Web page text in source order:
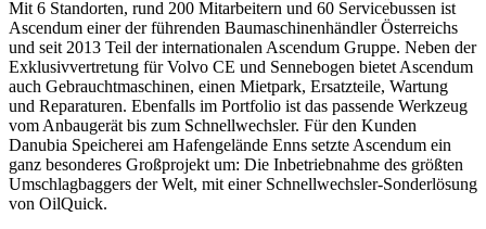
Mit 6 Standorten, rund 200 Mitarbeitern und 60 Servicebussen ist
Ascendum einer der führenden Baumaschinenhändler Österreichs
und seit 2013 Teil der internationalen Ascendum Gruppe. Neben der
Exklusivvertretung für Volvo CE und Sennebogen bietet Ascendum
auch Gebrauchtmaschinen, einen Mietpark, Ersatzteile, Wartung
und Reparaturen. Ebenfalls im Portfolio ist das passende Werkzeug
vom Anbaugerät bis zum Schnellwechsler. Für den Kunden
Danubia Speicherei am Hafengelände Enns setzte Ascendum ein
ganz besonderes Großprojekt um: Die Inbetriebnahme des größten
Umschlagbaggers der Welt, mit einer Schnellwechsler-Sonderlösung
von OilQuick.